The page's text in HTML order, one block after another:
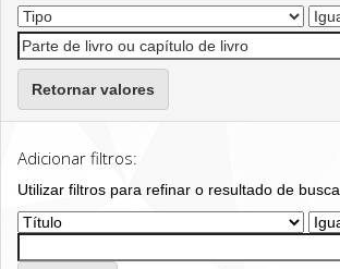
Retornar valores
Adicionar filtros:
Utilizar filtros para refinar o resultado de busca.